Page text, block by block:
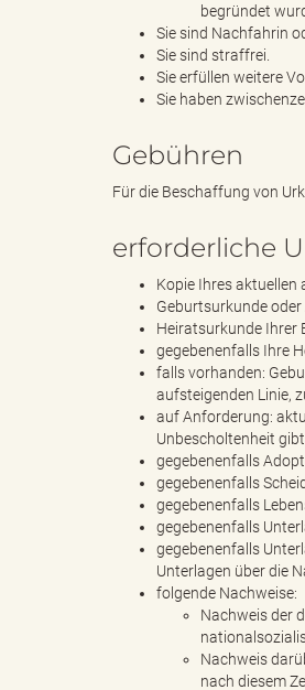
begründet
Sie sind Nachfahrin
Sie sind straffrei.
Sie erfüllen weitere
Sie haben
Gebühren
Für die Beschaffung von
erforderliche
Kopie Ihres aktuellen
Geburtsurkunde
Heiratsurkunde Ihrer
gegebenenfalls Ihre
falls vorhanden:
aufsteigenden Linie,
auf Anforderung:
Unbescholtenheit
gegebenenfalls
gegebenenfalls
gegebenenfalls
gegebenenfalls
gegebenenfalls
Unterlagen über die
folgende Nachweise:
Nachweis der
Nachweis
nach diesem